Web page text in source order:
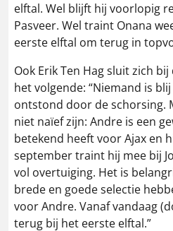
elftal. Wel blijft hij voorlopig
Pasveer. Wel traint Onana
eerste elftal om terug in
Ook Erik Ten Hag sluit zich
het volgende: “Niemand is
ontstond door de schorsing.
niet naïef zijn: Andre is een
betekend heeft voor Ajax en
september traint hij mee bij
vol overtuiging. Het is
brede en goede selectie
voor Andre. Vanaf vandaag
terug bij het eerste elftal.”